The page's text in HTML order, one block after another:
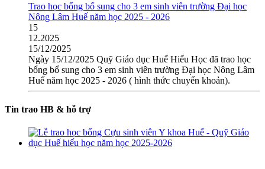
Trao học bổng bổ sung cho 3 em sinh viên trường Đại học
Nông Lâm Huế năm học 2025 - 2026
15
12.2025
15/12/2025
Ngày 15/12/2025 Quỹ Giáo dục Huế Hiếu Học đã trao học
bổng bổ sung cho 3 em sinh viên trường Đại học Nông Lâm
Huế năm học 2025 - 2026 ( hình thức chuyển khoản).
Tin trao HB & hỗ trợ